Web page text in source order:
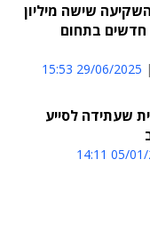
שישה מיליון
חדשים בתחום
29/06/2025 15:53
שעתידה לסייע
05/01/